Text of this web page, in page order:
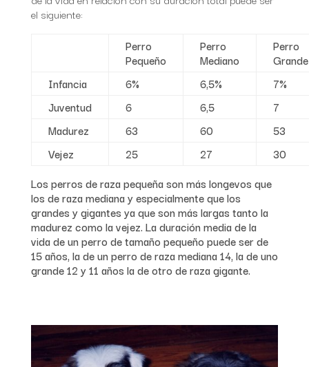
el siguiente:
Perro
Pequeño
Perro
Mediano
Perro
Grande
Infancia
6% 6,5%
7%
Juventud
6 6,5
7
Madurez
63 60
53
Vejez
25 27
30
Los perros de raza pequeña son más longevos que
los de raza mediana y especialmente que los
grandes y gigantes ya que son más largas tanto la
madurez como la vejez. La duración media de la
vida de un perro de tamaño pequeño puede ser de
15 años, la de un perro de raza mediana 14, la de uno
grande 12 y 11 años la de otro de raza gigante.